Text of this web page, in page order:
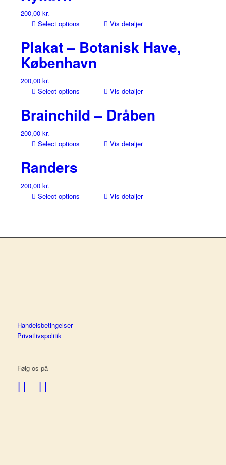
200,00 kr.
Select options
Vis detaljer
Plakat – Botanisk Have,
København
200,00 kr.
Select options
Vis detaljer
Brainchild – Dråben
200,00 kr.
Select options
Vis detaljer
Randers
200,00 kr.
Select options
Vis detaljer
Handelsbetingelser
Privatlivspolitik
Følg os på